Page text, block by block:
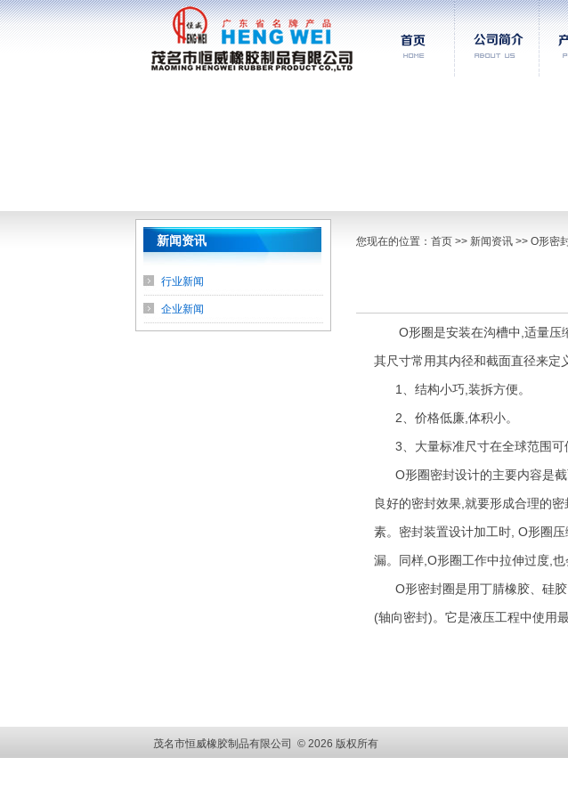
新闻资讯
行业新闻
企业新闻
您现在的位置： 首页 >> 新闻资讯 >> O形密
O形圈是安装在沟槽中,适量压缩
其尺寸常用其内径和截面直径来定
1、结构小巧,装拆方便。
2、价格低廉,体积小。
3、大量标准尺寸在全球范围可
O形圈密封设计的主要内容是截
良好的密封效果,就要形成合理的
素。密封装置设计加工时, O形圈
漏。同样,O形圈工作中拉伸过度,
O形密封圈是用丁腈橡胶、硅胶
(轴向密封)。它是液压工程中使用
茂名市恒威橡胶制品有限公